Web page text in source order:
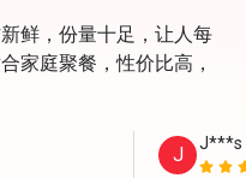
鲜，份量十足，让人每
家庭聚餐，性价比高，
J J***s